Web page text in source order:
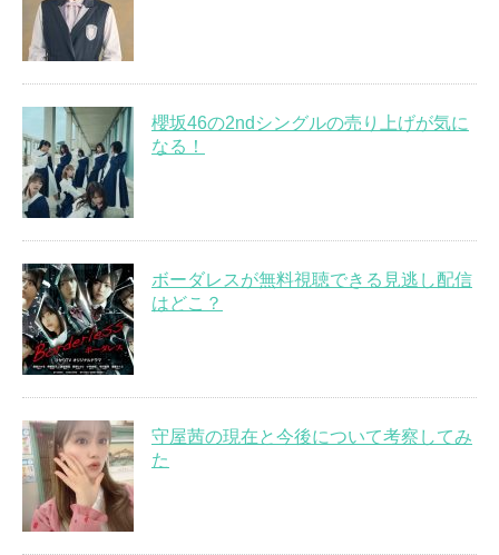
櫻坂46の2ndシングルの売り上げが気に
なる！
ボーダレスが無料視聴できる見逃し配信
はどこ？
守屋茜の現在と今後について考察してみ
た